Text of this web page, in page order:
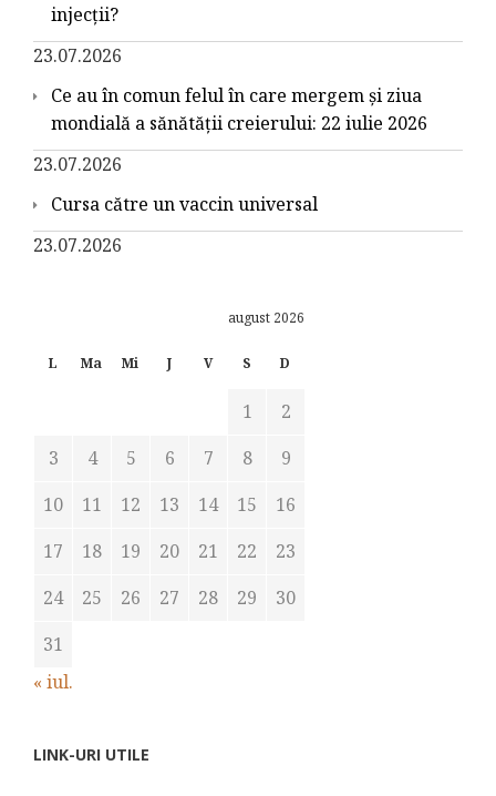
injecții?
23.07.2026
Ce au în comun felul în care mergem și ziua
mondială a sănătății creierului: 22 iulie 2026
23.07.2026
Cursa către un vaccin universal
23.07.2026
august 2026
L Ma Mi J V S D
1
2
3
4 5 6 7 8
9
10
11 12 13 14 15
16
17
18 19 20 21 22
23
24
25 26 27 28 29
30
31
« iul.
LINK-URI UTILE